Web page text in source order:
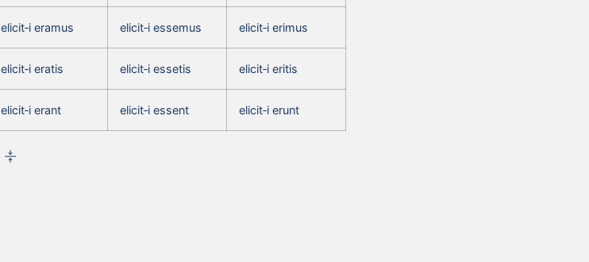
elicit‑i eramus elicit‑i essemus elicit‑i erimus
elicit‑i eratis elicit‑i essetis elicit‑i eritis
elicit‑i erant elicit‑i essent elicit‑i erunt